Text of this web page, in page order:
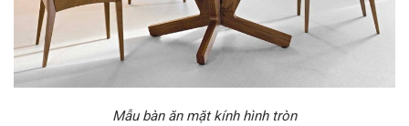
Mẫu bàn ăn mặt kính hình tròn